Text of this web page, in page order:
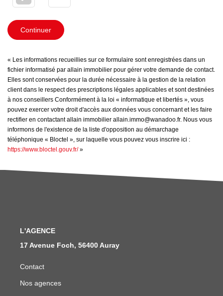
Continuer
« Les informations recueillies sur ce formulaire sont enregistrées dans un
fichier informatisé par allain immobilier pour gérer votre demande de contact.
Elles sont conservées pour la durée nécessaire à la gestion de la relation
client dans le respect des prescriptions légales applicables et sont destinées
à nos conseillers Conformément à la loi « informatique et libertés », vous
pouvez exercer votre droit d'accès aux données vous concernant et les faire
rectifier en contactant allain immobilier allain.immo@wanadoo.fr. Nous vous
informons de l'existence de la liste d'opposition au démarchage
téléphonique « Bloctel », sur laquelle vous pouvez vous inscrire ici :
https://www.bloctel.gouv.fr/»
L'AGENCE
17 Avenue Foch, 56400 Auray
Contact
Nos agences